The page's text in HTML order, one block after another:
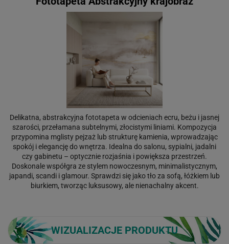
Delikatna, abstrakcyjna fototapeta w odcieniach ecru, beżu i jasnej
szarości, przełamana subtelnymi, złocistymi liniami. Kompozycja
przypomina mglisty pejzaż lub strukturę kamienia, wprowadzając
spokój i elegancję do wnętrza. Idealna do salonu, sypialni, jadalni
czy gabinetu – optycznie rozjaśnia i powiększa przestrzeń.
Doskonale współgra ze stylem nowoczesnym, minimalistycznym,
japandi, scandi i glamour. Sprawdzi się jako tło za sofą, łóżkiem lub
biurkiem, tworząc luksusowy, ale nienachalny akcent.
WIZUALIZACJE PRODUKTU